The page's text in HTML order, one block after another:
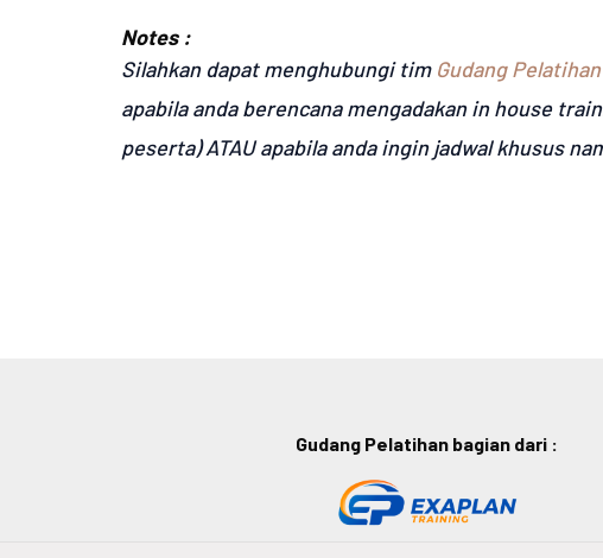
Notes :
Silahkan dapat menghubungi tim Gudang Pelatihan
apabila anda berencana mengadakan in house
peserta) ATAU apabila anda ingin jadwal khusus
Gudang Pelatihan bagian dari :